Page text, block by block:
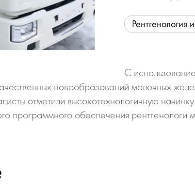
Рентгенология
С
новообразований молочных
отметили высокотехнологичную
программного обеспечения рентгенологи